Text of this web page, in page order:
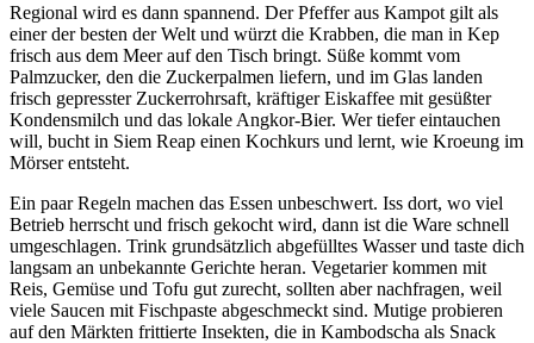
Regional wird es dann spannend. Der Pfeffer aus Kampot gilt als
einer der besten der Welt und würzt die Krabben, die man in Kep
frisch aus dem Meer auf den Tisch bringt. Süße kommt vom
Palmzucker, den die Zuckerpalmen liefern, und im Glas landen
frisch gepresster Zuckerrohrsaft, kräftiger Eiskaffee mit gesüßter
Kondensmilch und das lokale Angkor-Bier. Wer tiefer eintauchen
will, bucht in Siem Reap einen Kochkurs und lernt, wie Kroeung im
Mörser entsteht.
Ein paar Regeln machen das Essen unbeschwert. Iss dort, wo viel
Betrieb herrscht und frisch gekocht wird, dann ist die Ware schnell
umgeschlagen. Trink grundsätzlich abgefülltes Wasser und taste dich
langsam an unbekannte Gerichte heran. Vegetarier kommen mit
Reis, Gemüse und Tofu gut zurecht, sollten aber nachfragen, weil
viele Saucen mit Fischpaste abgeschmeckt sind. Mutige probieren
auf den Märkten frittierte Insekten, die in Kambodscha als Snack